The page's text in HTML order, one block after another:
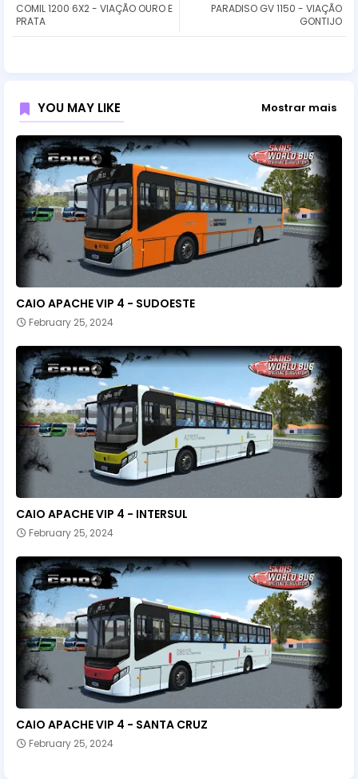
PARADISO GV 1150 - VIAÇÃO
GONTIJO
COMIL 1200 6X2 - VIAÇÃO OURO E
PRATA
YOU MAY LIKE Mostrar mais
CAIO APACHE VIP 4 - SUDOESTE
February 25, 2024
CAIO APACHE VIP 4 - INTERSUL
February 25, 2024
CAIO APACHE VIP 4 - SANTA CRUZ
February 25, 2024